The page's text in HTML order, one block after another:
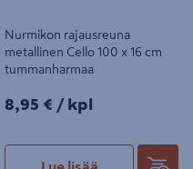
Nurmikon rajausreuna
metallinen Cello 100 x 16 cm
tummanharmaa
8,95€/kpl
8,95 € / kpl